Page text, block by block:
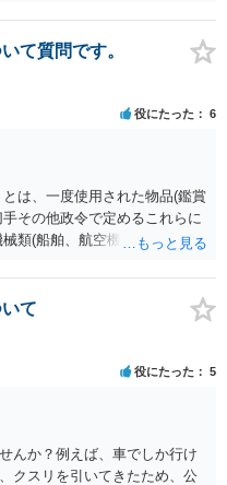
て質問です。
役にたった 6
は、一度使用された物品(鑑賞
その他政令で定めるこれらに
類(船舶、航空機、工作機械そ
ために取引 きされたもの又は
をいう。 単純に言うと、一
は、古物になります。 したが
が、取り締まりが追いつきま
アマゾンなどでは、独自に新
て
役にたった 5
んか？例えば、車でしか行け
クスリを引いてきたため、公